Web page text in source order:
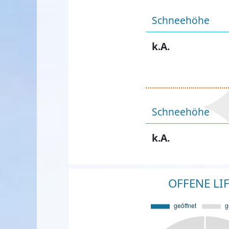
Schneehöhe
k.A.
Schneehöhe
k.A.
OFFENE